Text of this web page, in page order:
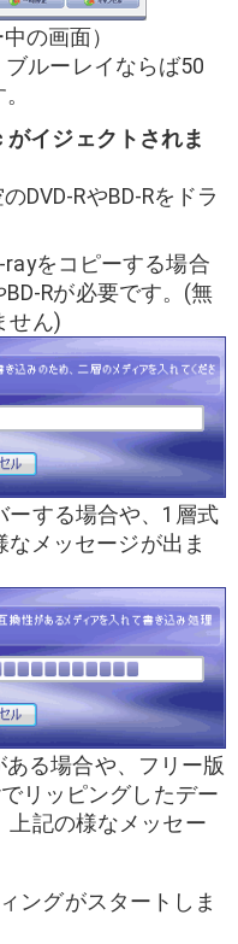
の画面）
ルーレイならば50
イジェクトされま
DVD-RやBD-Rをドラ
rayをコピーする場合
BD-Rが必要です。(無
せん)
する場合や、1層式
メッセージが出ま
ある場合や、フリー版
リッピングしたデー
上記の様なメッセー
ングがスタートしま